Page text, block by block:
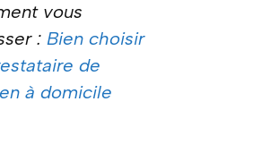
vous
: Bien choisir
de
à domicile